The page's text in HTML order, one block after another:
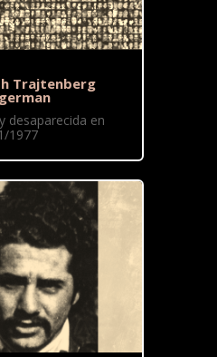
Trajtenberg
desaparecida en
1977